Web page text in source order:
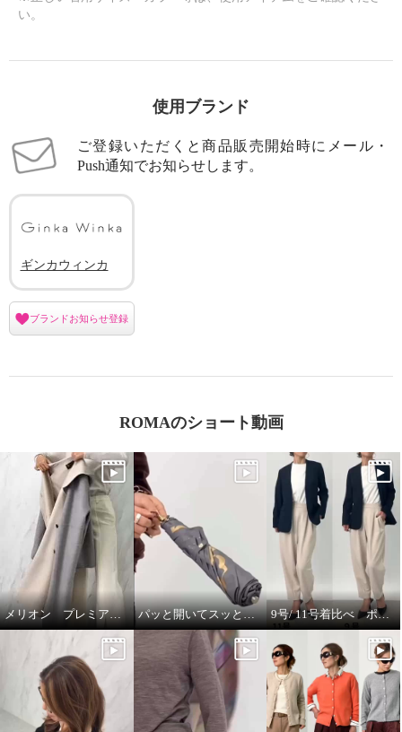
い。
使用ブランド
ご登録いただくと商品販売開始時にメール・
Push通知でお知らせします。
ギンカウィンカ
ブランドお知らせ登録
ROMAのショート動画
メリオン プレミアムな着心地🎵 パッと開いてスッと閉じる🎵晴雨兼用折りたたみジャンプ傘 9号/ 11号着比べ ポルトゥヴィータ ノーカラージャケット